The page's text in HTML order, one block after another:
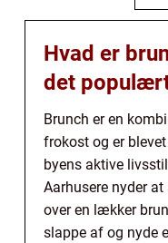
Hvad er
det
Brunch er en
frokost og er
byens aktive
Aarhusere nyder
over en lækker
slappe af og nyde